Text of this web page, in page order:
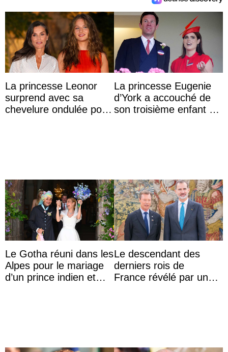
La princesse Leonor
surprend avec sa
chevelure ondulée pour
La princesse Eugenie
d’York a accouché de
son troisième enfant et
Le Gotha réuni dans les
Alpes pour le mariage
d’un prince indien et
Le descendant des
derniers rois de
France révélé par un